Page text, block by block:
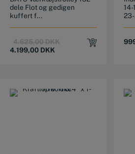
dele Flot og gedigen
kuffert f...
4.625,00DKKOriginal
4.199,00 DKK
Current
14-